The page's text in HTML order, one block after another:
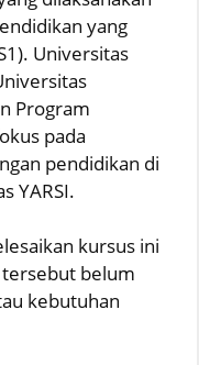
yang
Universitas
Program
pada
pendidikan di
YARSI.
kursus ini
belum
kebutuhan